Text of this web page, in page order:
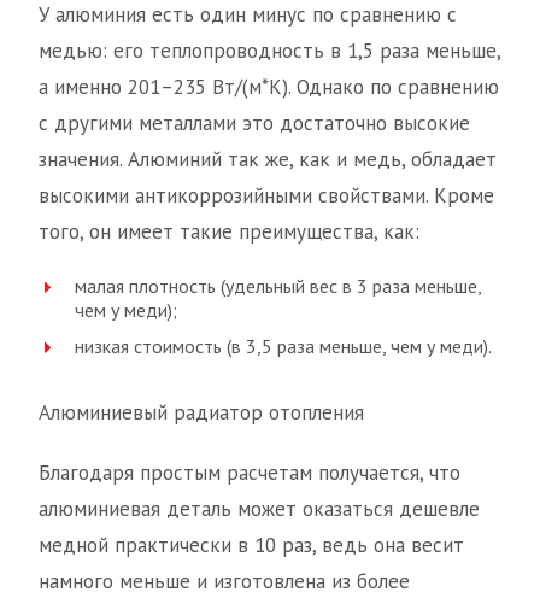
У алюминия есть один минус по сравнению с
медью: его теплопроводность в 1,5 раза меньше,
а именно 201–235 Вт/(м*К). Однако по сравнению
с другими металлами это достаточно высокие
значения. Алюминий так же, как и медь, обладает
высокими антикоррозийными свойствами. Кроме
того, он имеет такие преимущества, как:
малая плотность (удельный вес в 3 раза меньше,
чем у меди);
низкая стоимость (в 3,5 раза меньше, чем у меди).
Алюминиевый радиатор отопления
Благодаря простым расчетам получается, что
алюминиевая деталь может оказаться дешевле
медной практически в 10 раз, ведь она весит
намного меньше и изготовлена из более